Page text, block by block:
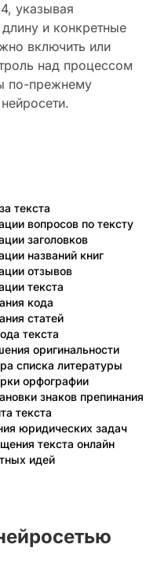
указывая
и конкретные
включить или
над процессом
по-прежнему
текста
вопросов по тексту
заголовков
названий книг
отзывов
текста
кода
статей
текста
оригинальности
списка литературы
орфографии
знаков препинания
текста
юридических задач
текста онлайн
идей